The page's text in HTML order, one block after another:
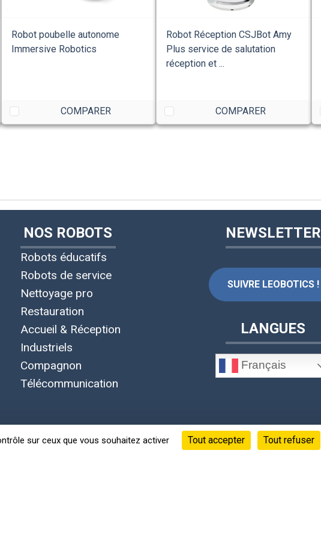
Robot poubelle autonome
Immersive Robotics
COMPARER
Robot Réception CSJBot Amy
Plus service de salutation
réception et ...
COMPARER
NOS ROBOTS
Robots éducatifs
Robots de service
Nettoyage pro
Restauration
Accueil & Réception
Industriels
Compagnon
Télécommunication
NEWSLETTER
SUIVRE LEOBOTICS !
LANGUES
Français
sur ceux que vous souhaitez activer Tout accepter Tout refuser